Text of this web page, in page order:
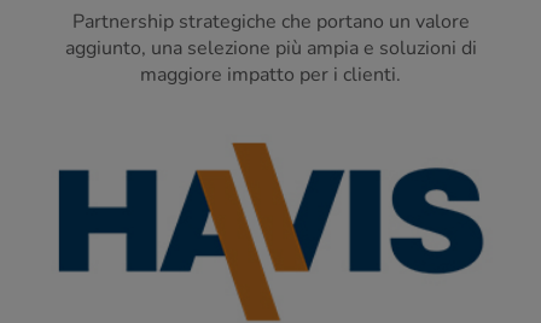
Partnership strategiche che portano un valore
aggiunto, una selezione più ampia e soluzioni di
maggiore impatto per i clienti.